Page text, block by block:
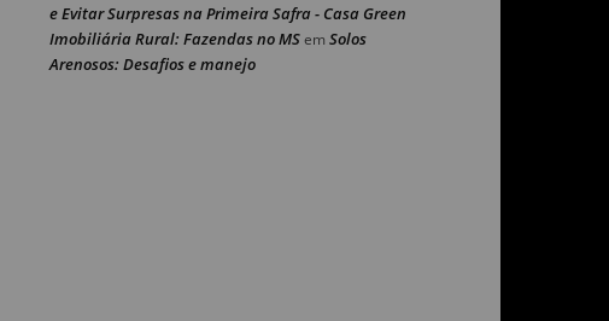
e Evitar Surpresas na Primeira Safra - Casa Green
Imobiliária Rural: Fazendas no MSem Solos
Arenosos: Desafios e manejo